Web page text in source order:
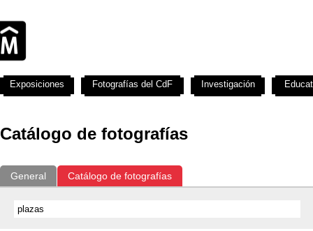
Catálogo de fotografías
General Catálogo de fotografías
Exposiciones Fotografías del CdF Investigación